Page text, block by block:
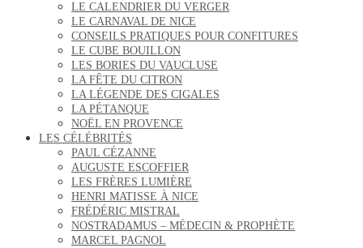
LE CALENDRIER DU VERGER
LE CARNAVAL DE NICE
CONSEILS PRATIQUES POUR CONFITURES
LE CUBE BOUILLON
LES BORIES DU VAUCLUSE
LA FÊTE DU CITRON
LA LÉGENDE DES CIGALES
LA PÉTANQUE
NOËL EN PROVENCE
LES CÉLÉBRITÉS
PAUL CÉZANNE
AUGUSTE ESCOFFIER
LES FRÈRES LUMIÈRE
HENRI MATISSE À NICE
FRÉDÉRIC MISTRAL
NOSTRADAMUS – MÉDECIN & PROPHÈTE
MARCEL PAGNOL